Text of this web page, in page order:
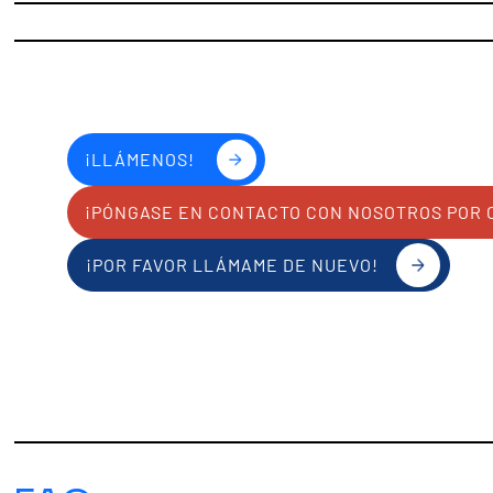
¡LLÁMENOS!
¡PÓNGASE EN CONTACTO CON NOSOTROS
¡POR FAVOR LLÁMAME DE NUEVO!